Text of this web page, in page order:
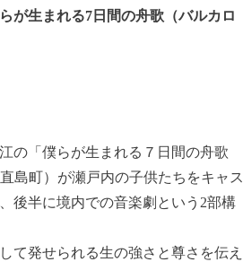
が生まれる7日間の舟歌（バルカロ
の「僕らが生まれる７日間の舟歌
島町）が瀬戸内の子供たちをキャス
後半に境内での音楽劇という2部構
て発せられる生の強さと尊さを伝え